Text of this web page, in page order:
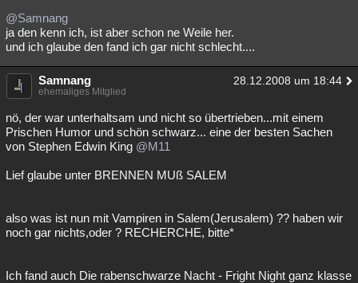
@Samnang
ja den kenn ich, ist aber schon ne Weile her.
und ich glaube den fand ich gar nicht schlecht....
Samnang 28.12.2008 um 18:44
ehemaliges Mitglied
nö, der war unterhaltsam und nicht so übertrieben...mit einem
Prischen Humor und schön schwarz... eine der besten Sachen
von Stephen Edwin King @M11
Lief glaube unter BRENNEN MUß SALEM
also was ist nun mit Vampiren in Salem(Jerusalem) ?? haben wir
noch gar nichts,oder ? RECHERCHE, bitte*
Ich fand auch Die rabenschwarze Nacht - Fright Night ganz klasse